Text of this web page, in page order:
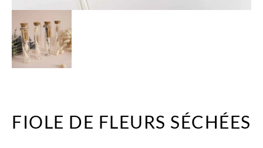
FIOLE DE FLEURS SÉCHÉES